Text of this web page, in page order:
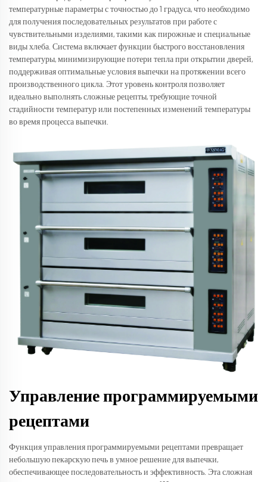
температурные параметры с точностью до 1 градуса, что необходимо
для получения последовательных результатов при работе с
чувствительными изделиями, такими как пирожные и специальные
виды хлеба. Система включает функции быстрого восстановления
температуры, минимизирующие потери тепла при открытии дверей,
поддерживая оптимальные условия выпечки на протяжении всего
производственного цикла. Этот уровень контроля позволяет
идеально выполнять сложные рецепты, требующие точной
стадийности температур или постепенных изменений температуры
во время процесса выпечки.
Управление программируемыми
рецептами
Функция управления программируемыми рецептами превращает
небольшую пекарскую печь в умное решение для выпечки,
обеспечивающее последовательность и эффективность. Эта сложная